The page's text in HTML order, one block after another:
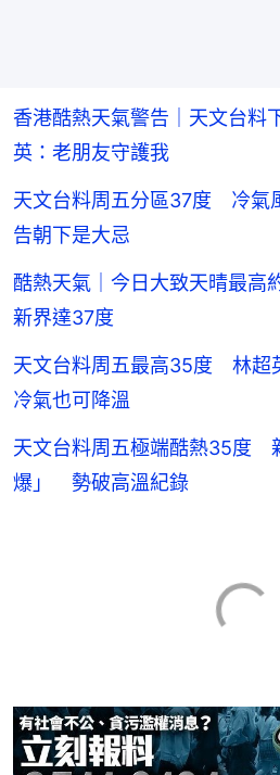
香港酷熱天氣警告｜天文台
英：老朋友守護我
天文台料周五分區37度 冷氣
告朝下是大忌
酷熱天氣｜今日大致天晴最
新界達37度
天文台料周五最高35度 林
冷氣也可降溫
天文台料周五極端酷熱35度
爆」 勢破高溫紀錄